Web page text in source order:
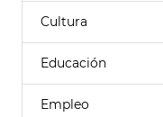
Cultura
Educación
Empleo